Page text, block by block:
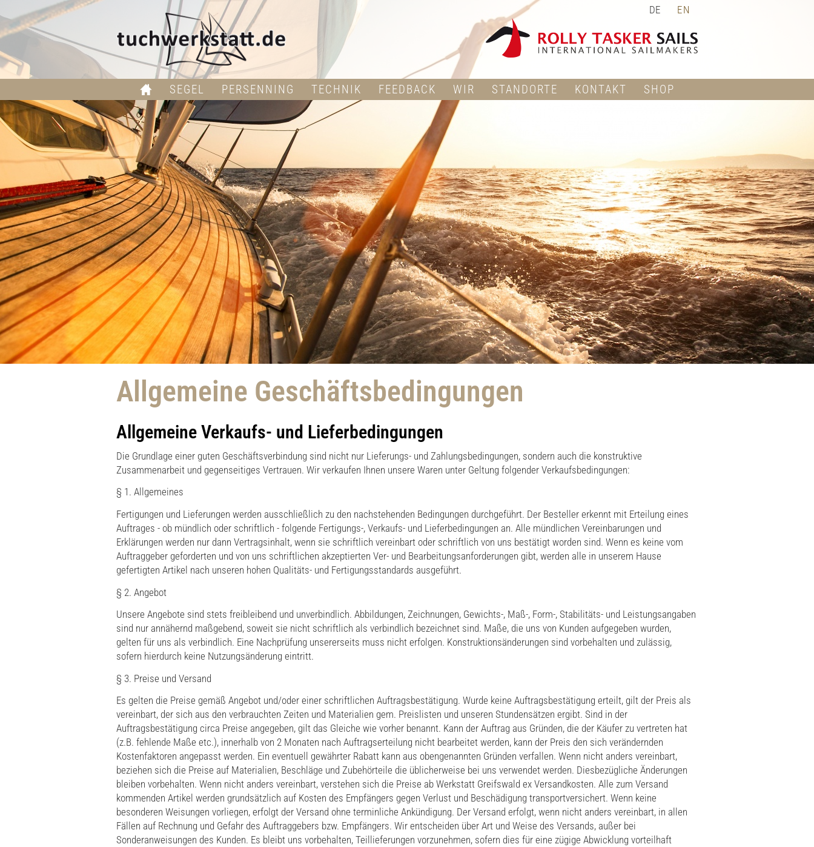
DE EN
SEGEL PERSENNING TECHNIK FEEDBACK WIR STANDORTE KONTAKT SHOP
Allgemeine Geschäftsbedingungen
Allgemeine Verkaufs- und Lieferbedingungen
Die Grundlage einer guten Geschäftsverbindung sind nicht nur Lieferungs- und Zahlungsbedingungen, sondern auch die konstruktive
Zusammenarbeit und gegenseitiges Vertrauen. Wir verkaufen Ihnen unsere Waren unter Geltung folgender Verkaufsbedingungen:
§ 1. Allgemeines
Fertigungen und Lieferungen werden ausschließlich zu den nachstehenden Bedingungen durchgeführt. Der Besteller erkennt mit Erteilung eines
Auftrages - ob mündlich oder schriftlich - folgende Fertigungs-, Verkaufs- und Lieferbedingungen an. Alle mündlichen Vereinbarungen und
Erklärungen werden nur dann Vertragsinhalt, wenn sie schriftlich vereinbart oder schriftlich von uns bestätigt worden sind. Wenn es keine vom
Auftraggeber geforderten und von uns schriftlichen akzeptierten Ver- und Bearbeitungsanforderungen gibt, werden alle in unserem Hause
gefertigten Artikel nach unseren hohen Qualitäts- und Fertigungsstandards ausgeführt.
§ 2. Angebot
Unsere Angebote sind stets freibleibend und unverbindlich. Abbildungen, Zeichnungen, Gewichts-, Maß-, Form-, Stabilitäts- und Leistungsangaben
sind nur annähernd maßgebend, soweit sie nicht schriftlich als verbindlich bezeichnet sind. Maße, die uns von Kunden aufgegeben wurden,
gelten für uns als verbindlich. Eine Nachprüfung unsererseits muss nicht erfolgen. Konstruktionsänderungen sind vorbehalten und zulässig,
sofern hierdurch keine Nutzungsänderung eintritt.
§ 3. Preise und Versand
Es gelten die Preise gemäß Angebot und/oder einer schriftlichen Auftragsbestätigung. Wurde keine Auftragsbestätigung erteilt, gilt der Preis als
vereinbart, der sich aus den verbrauchten Zeiten und Materialien gem. Preislisten und unseren Stundensätzen ergibt. Sind in der
Auftragsbestätigung circa Preise angegeben, gilt das Gleiche wie vorher benannt. Kann der Auftrag aus Gründen, die der Käufer zu vertreten hat
(z.B. fehlende Maße etc.), innerhalb von 2 Monaten nach Auftragserteilung nicht bearbeitet werden, kann der Preis den sich verändernden
Kostenfaktoren angepasst werden. Ein eventuell gewährter Rabatt kann aus obengenannten Gründen verfallen. Wenn nicht anders vereinbart,
beziehen sich die Preise auf Materialien, Beschläge und Zubehörteile die üblicherweise bei uns verwendet werden. Diesbezügliche Änderungen
bleiben vorbehalten. Wenn nicht anders vereinbart, verstehen sich die Preise ab Werkstatt Greifswald ex Versandkosten. Alle zum Versand
kommenden Artikel werden grundsätzlich auf Kosten des Empfängers gegen Verlust und Beschädigung transportversichert. Wenn keine
besonderen Weisungen vorliegen, erfolgt der Versand ohne terminliche Ankündigung. Der Versand erfolgt, wenn nicht anders vereinbart, in allen
Fällen auf Rechnung und Gefahr des Auftraggebers bzw. Empfängers. Wir entscheiden über Art und Weise des Versands, außer bei
Sonderanweisungen des Kunden. Es bleibt uns vorbehalten, Teillieferungen vorzunehmen, sofern dies für eine zügige Abwicklung vorteilhaft